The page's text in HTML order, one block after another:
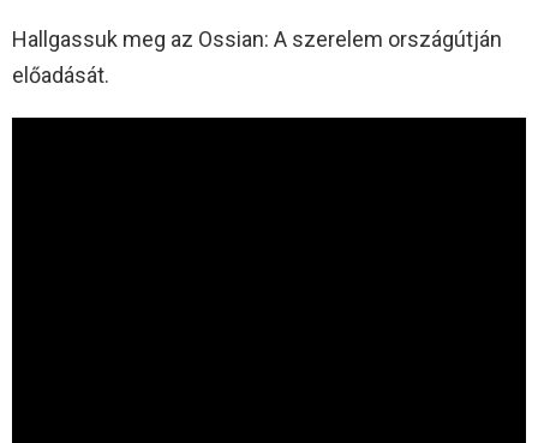
Hallgassuk meg az Ossian: A szerelem országútján
előadását.